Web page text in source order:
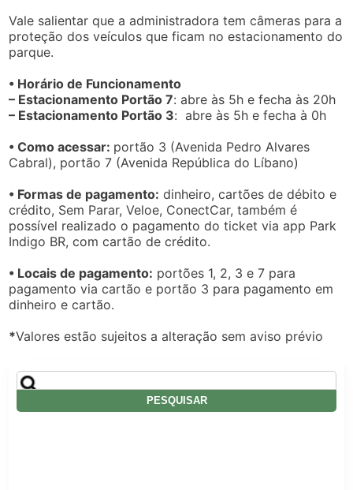
Vale salientar que a administradora tem câmeras para a
proteção dos veículos que ficam no estacionamento do
parque.
• Horário de Funcionamento
– Estacionamento Portão 7: abre às 5h e fecha às 20h
– Estacionamento Portão 3: abre às 5h e fecha à 0h
• Como acessar: portão 3 (Avenida Pedro Alvares
Cabral), portão 7 (Avenida República do Líbano)
• Formas de pagamento: dinheiro, cartões de débito e
crédito, Sem Parar, Veloe, ConectCar, também é
possível realizado o pagamento do ticket via app Park
Indigo BR, com cartão de crédito.
• Locais de pagamento: portões 1, 2, 3 e 7 para
pagamento via cartão e portão 3 para pagamento em
dinheiro e cartão.
*Valores estão sujeitos a alteração sem aviso prévio
Pesquisar
por: